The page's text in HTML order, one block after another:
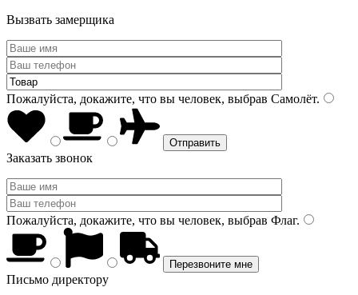
Вызвать замерщика
Пожалуйста, докажите, что вы человек, выбрав Самолёт.
Заказать звонок
Пожалуйста, докажите, что вы человек, выбрав Флаг.
Письмо директору